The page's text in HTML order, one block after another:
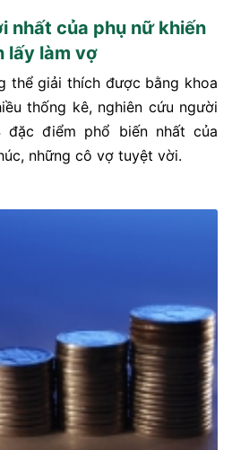
nhất của phụ nữ khiến
lấy làm vợ
thể giải thích được bằng khoa
thống kê, nghiên cứu người
điểm phổ biến nhất của
những cô vợ tuyệt vời.